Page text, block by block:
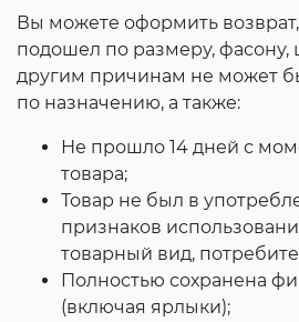
Вы можете оформить
подошел по размеру, фасону,
другим причинам не может
по назначению, а также:
Не прошло 14 дней с
товара;
Товар не был в
признаков
товарный вид,
Полностью сохранена
(включая ярлыки);